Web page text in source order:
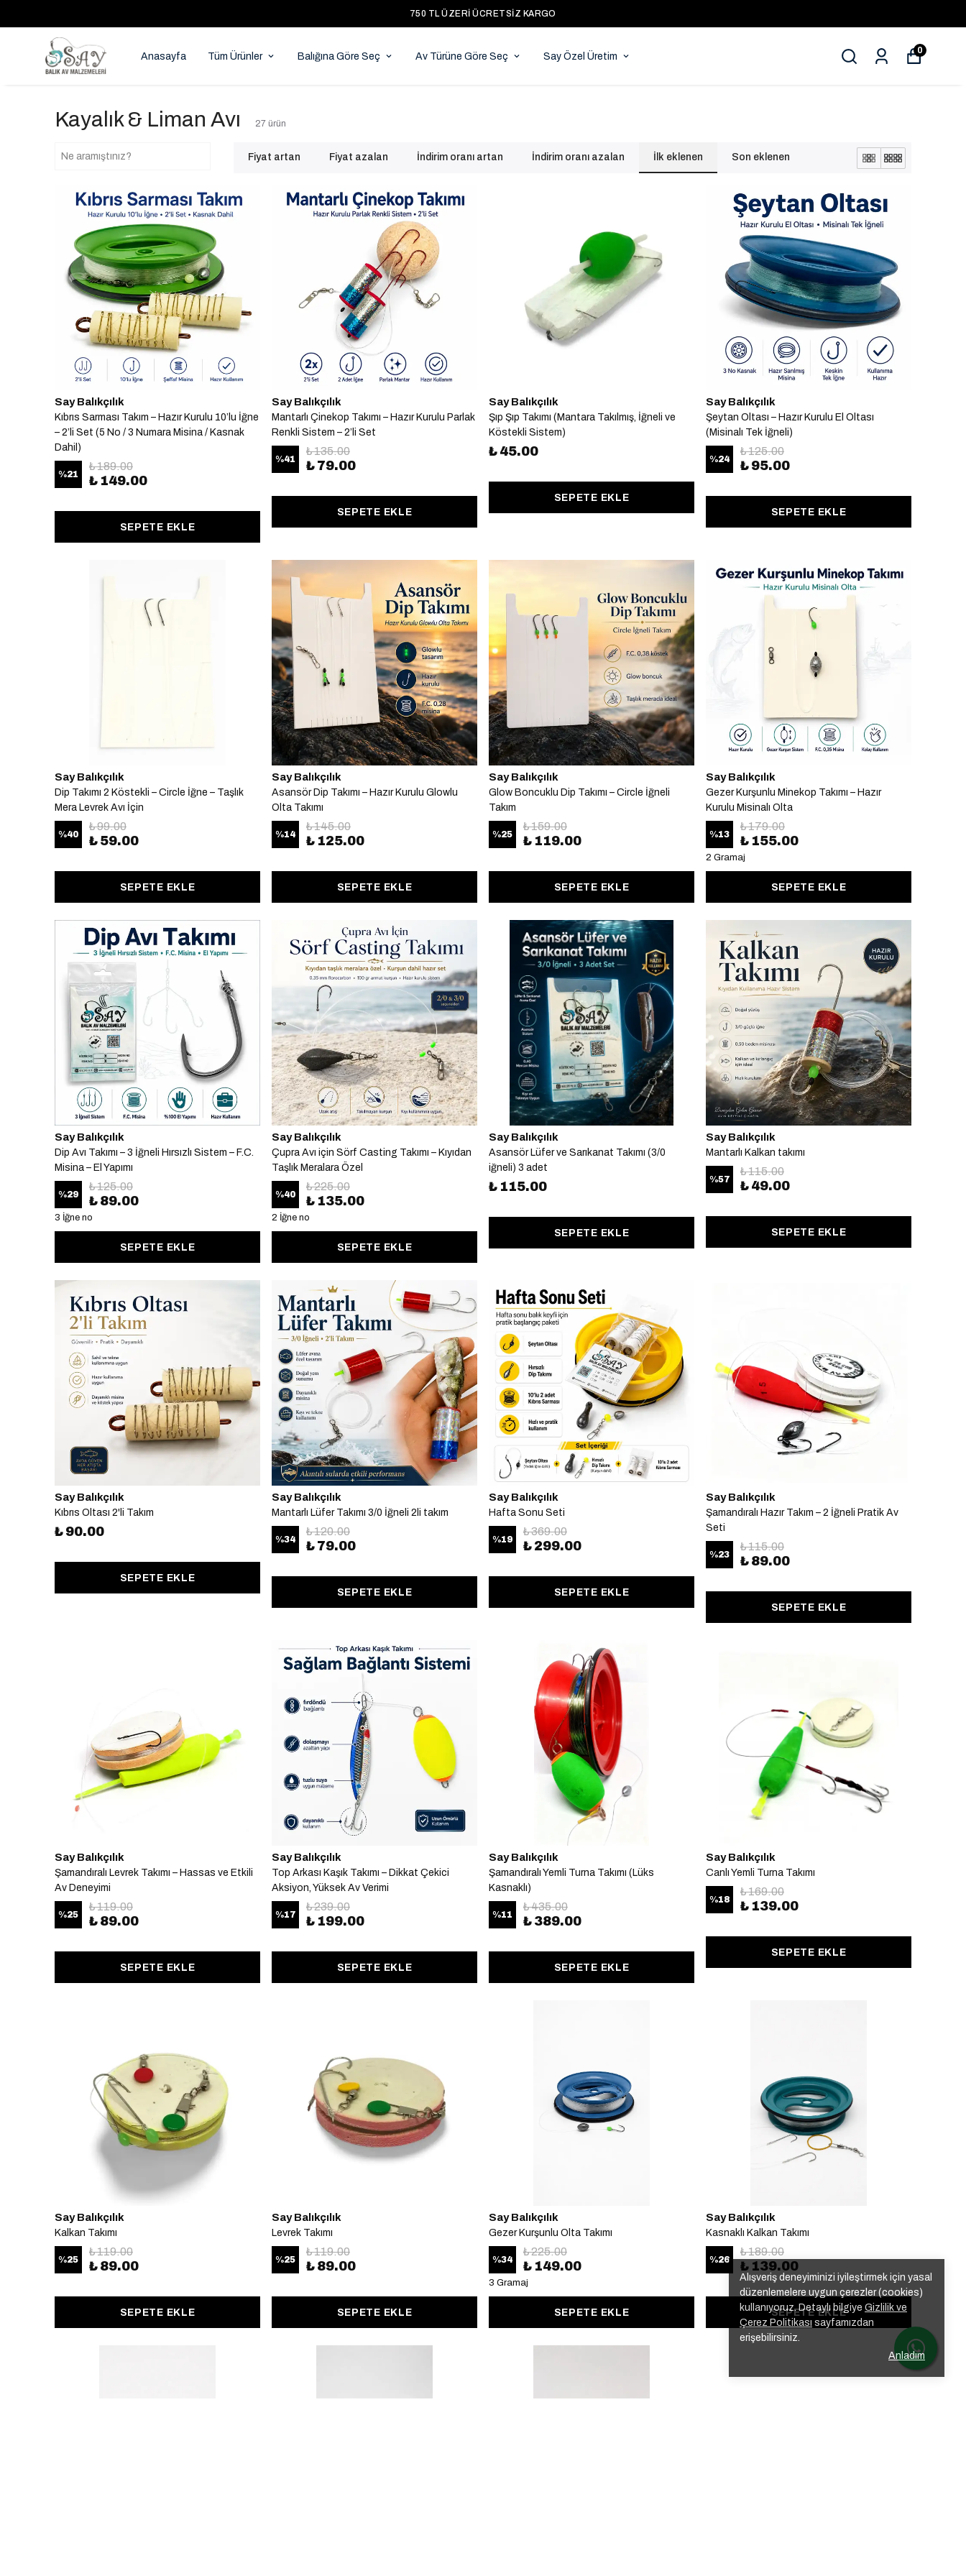
750 TL ÜZERI ÜCRETSIZ KARGO
Anasayfa Tüm Ürünler Balığına Göre Seç Av Türüne Göre Seç Say Özel Üretim
0
Alışveriş deneyiminizi iyileştirmek için yasal
düzenlemelere uygun çerezler (cookies)
kullanıyoruz. Detaylı bilgiye Gizlilik ve
Çerez Politikası sayfamızdan
erişebilirsiniz.
Anladım
Kayalık & Liman Avı 27 ürün
Fiyat artan Fiyat azalan İndirim oranı artan İndirim oranı azalan İlk eklenen Son eklenen
Say Balıkçılık
Kıbrıs Sarması Takım – Hazır Kurulu 10’lu İğne
– 2’li Set (5 No / 3 Numara Misina / Kasnak
Dahil)
%21
₺ 189.00
₺ 149.00
SEPETE EKLE
Say Balıkçılık
Mantarlı Çinekop Takımı – Hazır Kurulu Parlak
Renkli Sistem – 2’li Set
%41
₺ 135.00
₺ 79.00
SEPETE EKLE
Say Balıkçılık
Şıp Şıp Takımı (Mantara Takılmış, İğneli ve
Köstekli Sistem)
₺ 45.00
SEPETE EKLE
Say Balıkçılık
Şeytan Oltası – Hazır Kurulu El Oltası
(Misinalı Tek İğneli)
%24
₺ 125.00
₺ 95.00
SEPETE EKLE
Say Balıkçılık
Dip Takımı 2 Köstekli – Circle İğne – Taşlık
Mera Levrek Avı İçin
%40
₺ 99.00
₺ 59.00
SEPETE EKLE
Say Balıkçılık
Asansör Dip Takımı – Hazır Kurulu Glowlu
Olta Takımı
%14
₺ 145.00
₺ 125.00
SEPETE EKLE
Say Balıkçılık
Glow Boncuklu Dip Takımı – Circle İğneli
Takım
%25
₺ 159.00
₺ 119.00
SEPETE EKLE
Say Balıkçılık
Gezer Kurşunlu Minekop Takımı – Hazır
Kurulu Misinalı Olta
%13
₺ 179.00
₺ 155.00
2 Gramaj
SEPETE EKLE
Say Balıkçılık
Dip Avı Takımı – 3 İğneli Hırsızlı Sistem – F.C.
Misina – El Yapımı
%29
₺ 125.00
₺ 89.00
3 İğne no
SEPETE EKLE
Say Balıkçılık
Çupra Avı için Sörf Casting Takımı – Kıyıdan
Taşlık Meralara Özel
%40
₺ 225.00
₺ 135.00
2 İğne no
SEPETE EKLE
Say Balıkçılık
Asansör Lüfer ve Sarıkanat Takımı (3/0
iğneli) 3 adet
₺ 115.00
SEPETE EKLE
Say Balıkçılık
Mantarlı Kalkan takımı
%57
₺ 115.00
₺ 49.00
SEPETE EKLE
Say Balıkçılık
Kıbrıs Oltası 2'li Takım
₺ 90.00
SEPETE EKLE
Say Balıkçılık
Mantarlı Lüfer Takımı 3/0 İğneli 2li takım
%34
₺ 120.00
₺ 79.00
SEPETE EKLE
Say Balıkçılık
Hafta Sonu Seti
%19
₺ 369.00
₺ 299.00
SEPETE EKLE
Say Balıkçılık
Şamandıralı Hazır Takım – 2 İğneli Pratik Av
Seti
%23
₺ 115.00
₺ 89.00
SEPETE EKLE
Say Balıkçılık
Şamandıralı Levrek Takımı – Hassas ve Etkili
Av Deneyimi
%25
₺ 119.00
₺ 89.00
SEPETE EKLE
Say Balıkçılık
Top Arkası Kaşık Takımı – Dikkat Çekici
Aksiyon, Yüksek Av Verimi
%17
₺ 239.00
₺ 199.00
SEPETE EKLE
Say Balıkçılık
Şamandıralı Yemli Turna Takımı (Lüks
Kasnaklı)
%11
₺ 435.00
₺ 389.00
SEPETE EKLE
Say Balıkçılık
Canlı Yemli Turna Takımı
%18
₺ 169.00
₺ 139.00
SEPETE EKLE
Say Balıkçılık
Kalkan Takımı
%25
₺ 119.00
₺ 89.00
SEPETE EKLE
Say Balıkçılık
Levrek Takımı
%25
₺ 119.00
₺ 89.00
SEPETE EKLE
Say Balıkçılık
Gezer Kurşunlu Olta Takımı
%34
₺ 225.00
₺ 149.00
3 Gramaj
SEPETE EKLE
Say Balıkçılık
Kasnaklı Kalkan Takımı
%26
₺ 189.00
₺ 139.00
SEPETE EKLE